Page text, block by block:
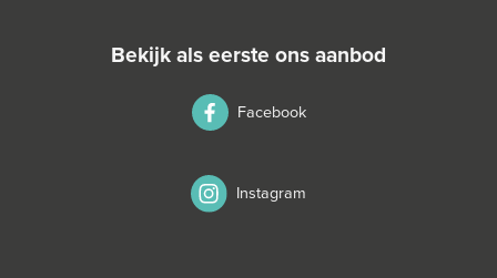
bekijk als eerste ons aanbod
Facebook
Instagram